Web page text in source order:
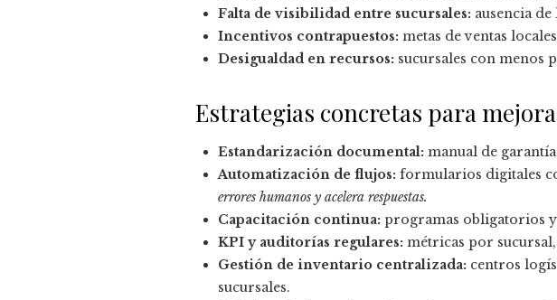
Falta de visibilidad entre sucursales: ausencia
Incentivos contrapuestos: metas de ventas
Desigualdad en recursos: sucursales con menos
Estrategias concretas para
Estandarización documental: manual de
Automatización de flujos: formularios digitales
errores humanos y acelera respuestas.
Capacitación continua: programas obligatorios
KPI y auditorías regulares: métricas por
Gestión de inventario centralizada: centros
sucursales.